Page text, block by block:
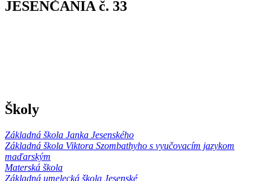
JESENČANIA č. 33
Školy
Základná škola Janka Jesenského
Základná škola Viktora Szombathyho s vyučovacím jazykom
maďarským
Materská škola
Základná umelecká škola Jesenské